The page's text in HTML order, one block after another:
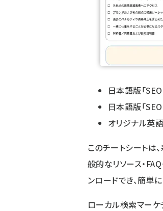
日本語版「
日本語版「
オリジナル英
このチートシートは
般的なリソース・
ンロードでき、簡単
ローカル検索マーケ